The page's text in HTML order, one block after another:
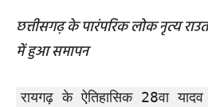
छत्तीसगढ़ के पारंपरिक लोक नृत्य
में हुआ समापन
रायगढ़ के ऐतिहासिक 28वा यादव